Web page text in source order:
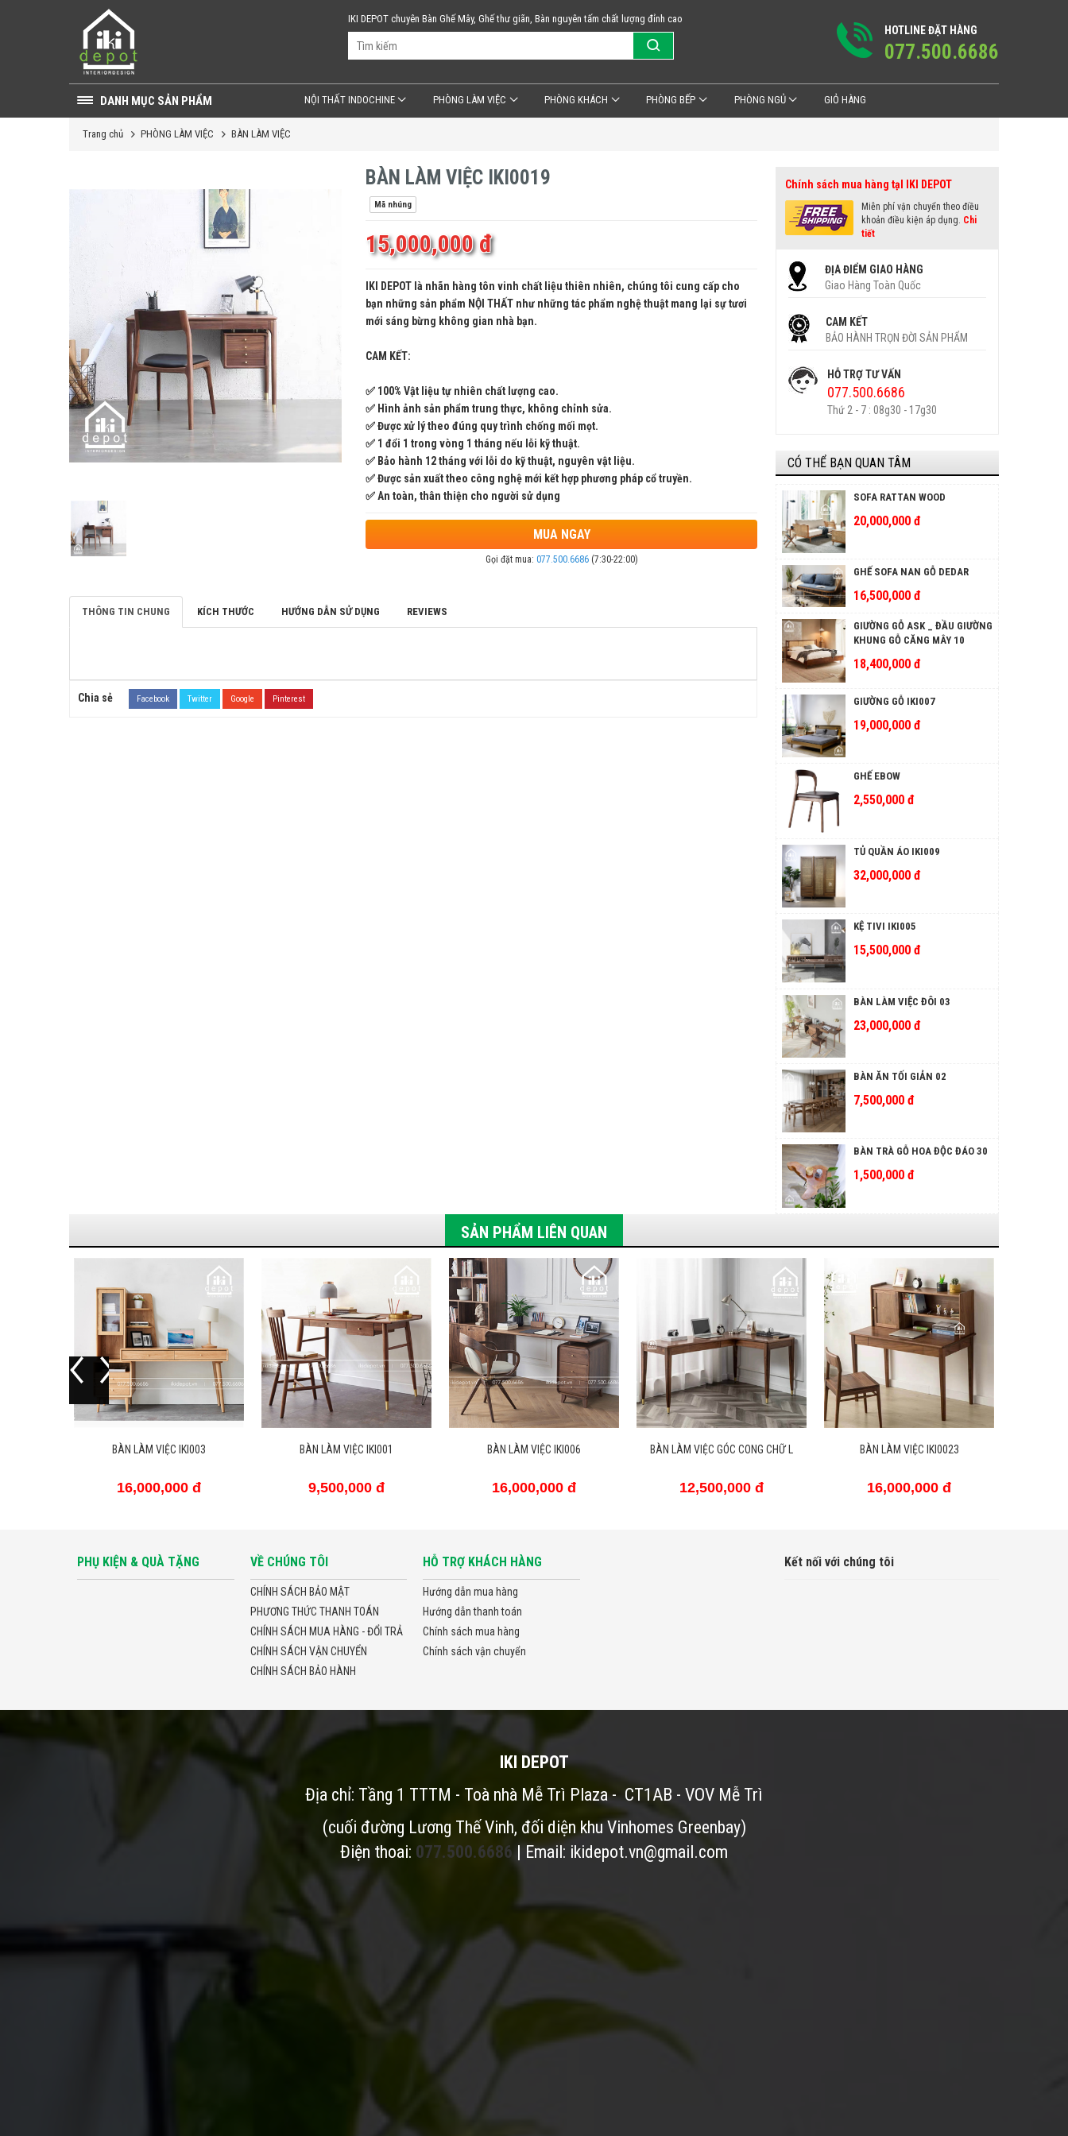
IKI DEPOT chuyên Bàn Ghế Mây, Ghế thư giãn, Bàn nguyên tấm chất lượng đỉnh cao
HOTLINE ĐẶT HÀNG
077.500.6686
DANH MỤC SẢN PHẨM NỘI THẤT INDOCHINE PHÒNG LÀM VIỆC PHÒNG KHÁCH PHÒNG BẾP PHÒNG NGỦ GIỎ HÀNG
Trang chủ PHÒNG LÀM VIỆC BÀN LÀM VIỆC
BÀN LÀM VIỆC IKI0019
Mã nhúng
15,000,000 đ
IKI DEPOT là nhãn hàng tôn vinh chất liệu thiên nhiên, chúng tôi cung cấp cho
bạn những sản phẩm NỘI THẤT như những tác phẩm nghệ thuật mang lại sự tươi
mới sáng bừng không gian nhà bạn.
CAM KẾT:
✅ 100% Vật liệu tự nhiên chất lượng cao.
✅ Hình ảnh sản phẩm trung thực, không chỉnh sửa.
✅ Được xử lý theo đúng quy trình chống mối mọt.
✅ 1 đổi 1 trong vòng 1 tháng nếu lỗi kỹ thuật.
✅ Bảo hành 12 tháng với lỗi do kỹ thuật, nguyên vật liệu.
✅ Được sản xuất theo công nghệ mới kết hợp phương pháp cổ truyền.
✅ An toàn, thân thiện cho người sử dụng
MUA NGAY
Gọi đặt mua: 077.500.6686(7:30-22:00)
THÔNG TIN CHUNG KÍCH THƯỚC HƯỚNG DẪN SỬ DỤNG REVIEWS
Chia sẻ Facebook Twitter Google Pinterest
Chính sách mua hàng tạI IKI DEPOT
Miễn phí vận chuyển theo điều
khoản điều kiện áp dụng. Chi
tiết
ĐỊA ĐIỂM GIAO HÀNG
Giao Hàng Toàn Quốc
CAM KẾT
BẢO HÀNH TRỌN ĐỜI SẢN PHẨM
HỖ TRỢ TƯ VẤN
077.500.6686
Thứ 2 - 7 : 08g30 - 17g30
CÓ THỂ BẠN QUAN TÂM
SOFA RATTAN WOOD
20,000,000 đ
GHẾ SOFA NAN GỖ DEDAR
16,500,000 đ
GIƯỜNG GỖ ASK _ ĐẦU GIƯỜNG
KHUNG GỖ CĂNG MÂY 10
18,400,000 đ
GIƯỜNG GỖ IKI007
19,000,000 đ
GHẾ EBOW
2,550,000 đ
TỦ QUẦN ÁO IKI009
32,000,000 đ
KỆ TIVI IKI005
15,500,000 đ
BÀN LÀM VIỆC ĐÔI 03
23,000,000 đ
BÀN ĂN TỐI GIẢN 02
7,500,000 đ
BÀN TRÀ GỖ HOA ĐỘC ĐÁO 30
1,500,000 đ
SẢN PHẨM LIÊN QUAN
BÀN LÀM VIỆC IKI001
9,500,000 đ
BÀN LÀM VIỆC IKI006
16,000,000 đ
BÀN LÀM VIỆC GÓC CONG CHỮ L
12,500,000 đ
BÀN LÀM VIỆC IKI0023
16,000,000 đ
BÀN LÀM VIỆC IKI0025
17,500,000 đ
PHỤ KIỆN & QUÀ TẶNG VỀ CHÚNG TÔI
CHÍNH SÁCH BẢO MẬT
PHƯƠNG THỨC THANH TOÁN
CHÍNH SÁCH MUA HÀNG - ĐỔI TRẢ
CHÍNH SÁCH VẬN CHUYỂN
CHÍNH SÁCH BẢO HÀNH
HỖ TRỢ KHÁCH HÀNG
Hướng dẫn mua hàng
Hướng dẫn thanh toán
Chính sách mua hàng
Chính sách vận chuyển
Kết nối với chúng tôi
IKI DEPOT
Địa chỉ: Tầng 1 TTTM - Toà nhà Mễ Trì Plaza - CT1AB - VOV Mễ Trì
(cuối đường Lương Thế Vinh, đối diện khu Vinhomes Greenbay)
Điện thoai: 077.500.6686| Email: ikidepot.vn@gmail.com